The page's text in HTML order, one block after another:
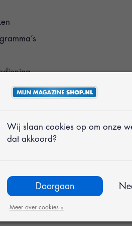
garantie
voor
iedereen die
administratie
14 inch Full
Het formaat is
genoeg om rustig op
Wij slaan cookies op om onze
dat akkoord?
Doorgaan
Meer over cookies »